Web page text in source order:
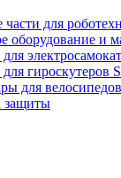
части для
оборудование и
для
гироскутеров
для
защиты